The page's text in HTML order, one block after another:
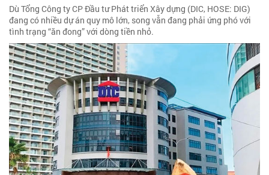
Dù Tổng Công ty CP Đầu tư Phát triển Xây dựng (DIC, HOSE: DIG)
đang có nhiều dự án quy mô lớn, song vẫn đang phải ứng phó với
tình trạng “ăn đong” với dòng tiền nhỏ.